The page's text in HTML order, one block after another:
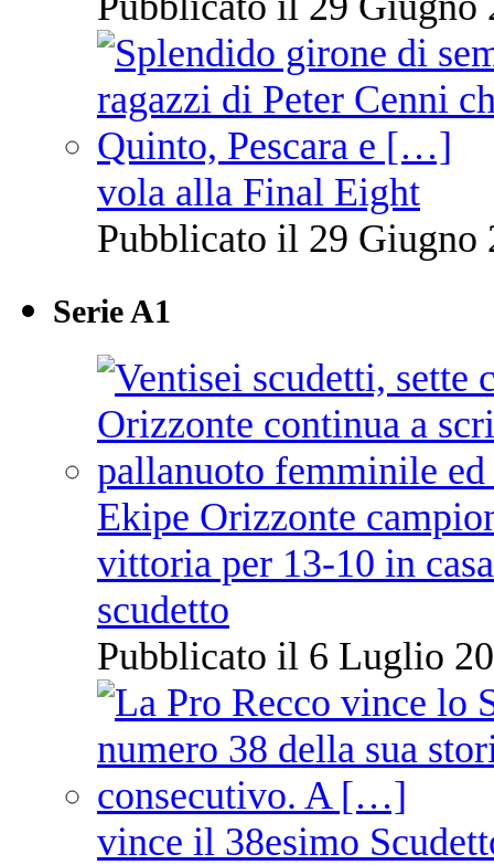
vola alla Final Eight
Pubblicato il 29 Giugno
Serie A1
Ekipe Orizzonte
vittoria per 13-10 in
scudetto
Pubblicato il 6 Luglio
vince il 38esimo